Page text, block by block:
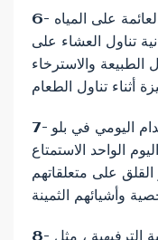
6- يوجد العديد من المطاعم المائية العائمة على المياه
تناول العشاء على
الطبيعة والاسترخاء
أثناء تناول الطعام
7- يتم توفير العديد من الكبائن للاستخدام اليومي في بلو
الواحد الاستمتاع
على متعلقاتهم
وأشيائهم الثمينة
8- يتم توفير العديد من الألعاب المائية الترفيهية ، مثل